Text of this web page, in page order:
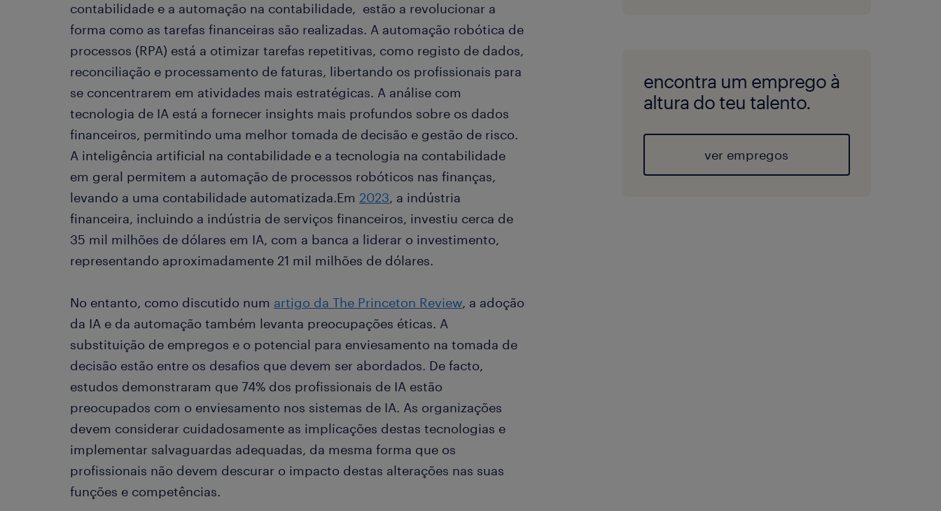
contabilidade e a automação na contabilidade, estão a revolucionar a
forma como as tarefas financeiras são realizadas. A automação robótica de
processos (RPA) está a otimizar tarefas repetitivas, como registo de dados,
reconciliação e processamento de faturas, libertando os profissionais para
se concentrarem em atividades mais estratégicas. A análise com
tecnologia de IA está a fornecer insights mais profundos sobre os dados
financeiros, permitindo uma melhor tomada de decisão e gestão de risco.
A inteligência artificial na contabilidade e a tecnologia na contabilidade
em geral permitem a automação de processos robóticos nas finanças,
levando a uma contabilidade automatizada.Em 2023, a indústria
financeira, incluindo a indústria de serviços financeiros, investiu cerca de
35 mil milhões de dólares em IA, com a banca a liderar o investimento,
representando aproximadamente 21 mil milhões de dólares.
No entanto, como discutido num artigo da The Princeton Review, a adoção
da IA e da automação também levanta preocupações éticas. A
substituição de empregos e o potencial para enviesamento na tomada de
decisão estão entre os desafios que devem ser abordados. De facto,
estudos demonstraram que 74% dos profissionais de IA estão
preocupados com o enviesamento nos sistemas de IA. As organizações
devem considerar cuidadosamente as implicações destas tecnologias e
implementar salvaguardas adequadas, da mesma forma que os
profissionais não devem descurar o impacto destas alterações nas suas
funções e competências.
encontra um emprego à
altura do teu talento.
ver empregos